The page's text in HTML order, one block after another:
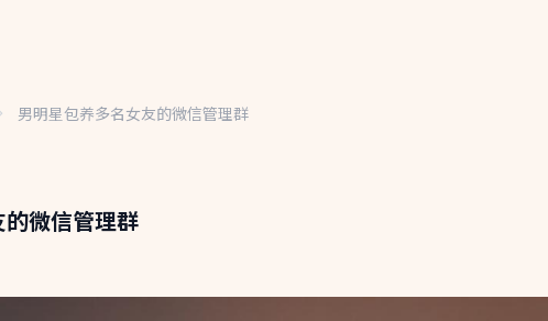
男明星包养多名女友的微信管理群
微信管理群